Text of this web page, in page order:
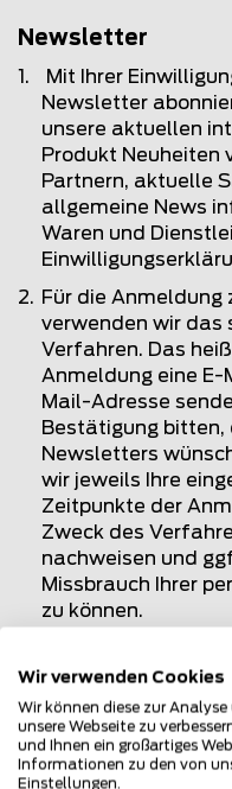
Newsletter
Mit Ihrer
Newsletter
unsere aktuellen
Produkt Neuheiten
Partnern, aktuelle
allgemeine News
Waren und
Für die Anmeldung
verwenden wir das
Verfahren. Das
Anmeldung eine E-
Mail-Adresse
Bestätigung bitten,
Newsletters
wir jeweils Ihre
Zeitpunkte der
Zweck des
nachweisen und
Missbrauch Ihrer
zu können.
Pflichtangabe für
Newsletters ist
Angabe weiterer,
freiwillig und wird
ansprechen zu
speichern wir Ihre
Wir verwenden Cookies
Wir können diese zur
unsere Webseite zu
und Ihnen ein großartiges
Informationen zu den von
Einstellungen.